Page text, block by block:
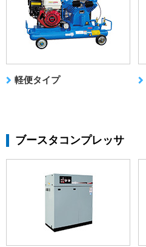
軽便タイプ
ブースタコンプレッサ